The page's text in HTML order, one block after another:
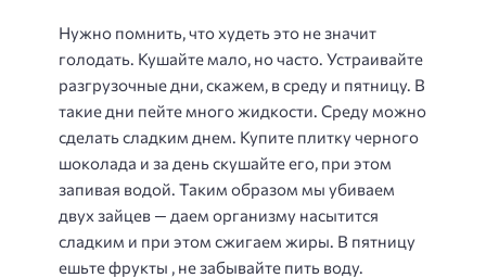
Нужно помнить, что худеть это не значит
голодать. Кушайте мало, но часто. Устраивайте
разгрузочные дни, скажем, в среду и пятницу. В
такие дни пейте много жидкости. Среду можно
сделать сладким днем. Купите плитку черного
шоколада и за день скушайте его, при этом
запивая водой. Таким образом мы убиваем
двух зайцев — даем организму насытится
сладким и при этом сжигаем жиры. В пятницу
ешьте фрукты , не забывайте пить воду.